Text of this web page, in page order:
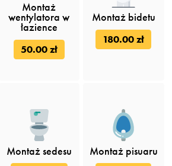
Montaż
wentylatora w
łazience
50.00 zł
Montaż bidetu
180.00 zł
Montaż sedesu Montaż pisuaru